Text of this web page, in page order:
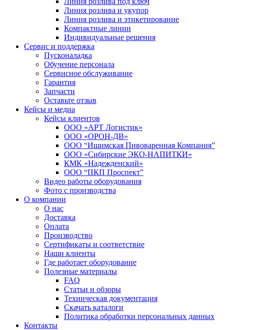
Линия розлива и укупор
Линия розлива и этикетирование
Компактные линии
Индивидуальные решения
Сервис и поддержка
Пусконаладка
Обучение персонала
Сервисное обслуживание
Гарантия
Запчасти
Оставьте отзыв
Кейсы и медиа
Кейсы клиентов
ООО «АРТ Логистик»
ООО «ОРОН-ДВ»
ООО “Ишимская Пивоваренная Компания”
ООО «Сибирские ЭКО-НАПИТКИ»
КМК «Надежденский»
ООО “ПКП Проспект”
Видео работы оборудования
Фото с производства
О компании
О нас
Доставка
Оплата
Производство
Сертификаты и соответствие
Наши клиенты
Где работает оборудование
Полезные материалы
FAQ
Статьи и обзоры
Техническая документация
Скачать каталоги
Политика обработки персональных данных
Контакты